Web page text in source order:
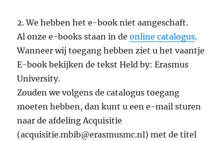
2. We hebben het e-book niet aangeschaft.
Al onze e-books staan in deonline catalogus.
Wanneer wij toegang hebben ziet u het vaantje
E-book bekijken de tekst Held by: Erasmus
University.
Zouden we volgens de catalogus toegang
moeten hebben, dan kunt u een e-mail sturen
naar de afdeling Acquisitie
(acquisitie.mbib@erasmusmc.nl) met de titel